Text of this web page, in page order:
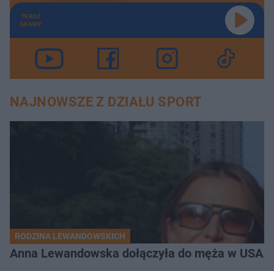
TERAZ
GRAMY
NAJNOWSZE Z DZIAŁU SPORT
RODZINA LEWANDOWSKICH
Anna Lewandowska dołączyła do męża w